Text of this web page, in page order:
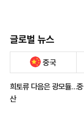
글로벌 뉴스
중국
희토류 다음은 광모듈…
산